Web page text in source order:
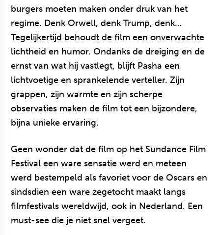
burgers moeten maken onder druk van het
regime. Denk Orwell, denk Trump, denk…
Tegelijkertijd behoudt de film een onverwachte
lichtheid en humor. Ondanks de dreiging en de
ernst van wat hij vastlegt, blijft Pasha een
lichtvoetige en sprankelende verteller. Zijn
grappen, zijn warmte en zijn scherpe
observaties maken de film tot een bijzondere,
bijna unieke ervaring.
Geen wonder dat de film op het Sundance Film
Festival een ware sensatie werd en meteen
werd bestempeld als favoriet voor de Oscars en
sindsdien een ware zegetocht maakt langs
filmfestivals wereldwijd, ook in Nederland. Een
must-see die je niet snel vergeet.